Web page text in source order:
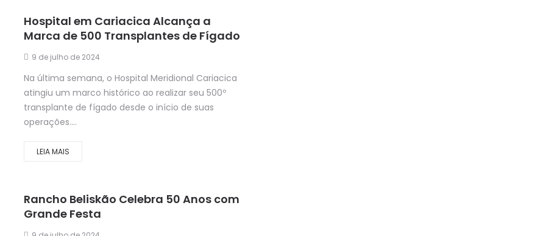
Hospital em Cariacica Alcança a
Marca de 500 Transplantes de Fígado
9 de julho de 2024
Na última semana, o Hospital Meridional Cariacica
atingiu um marco histórico ao realizar seu 500º
transplante de fígado desde o início de suas
operações....
LEIA MAIS
Rancho Beliskão Celebra 50 Anos com
Grande Festa